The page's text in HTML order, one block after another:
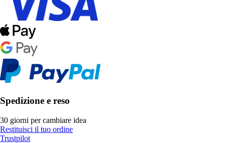
Spedizione e reso
30 giorni per cambiare idea
Restituisci il tuo ordine
Trustpilot